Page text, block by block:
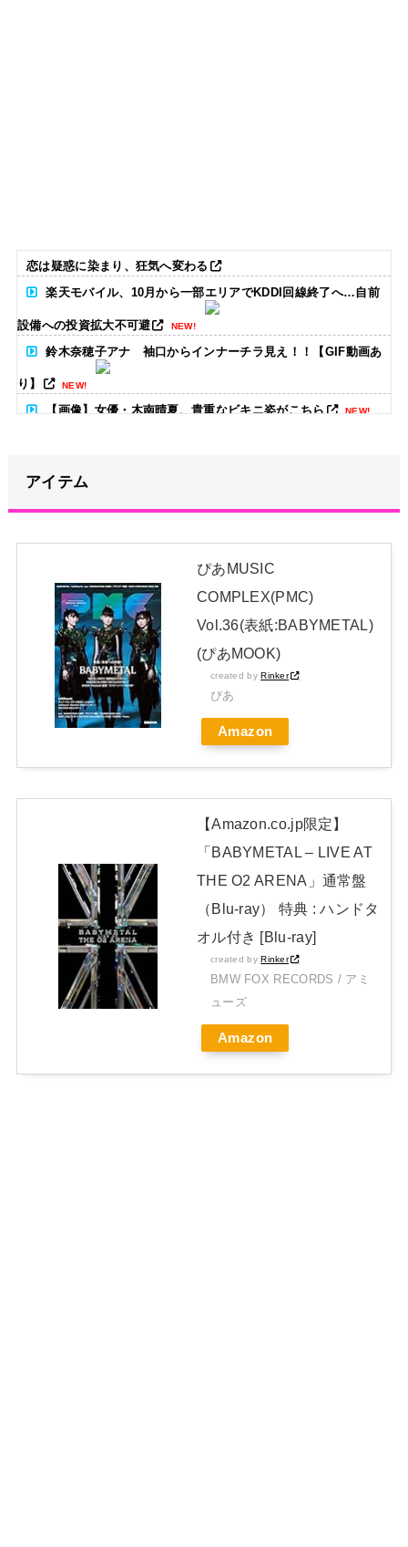
恋は疑惑に染まり、狂気へ変わる
楽天モバイル、10月から一部エリアでKDDI回線終了へ…自前
設備への投資拡大不可避 NEW!
鈴木奈穂子アナ 袖口からインナーチラ見え！！【GIF動画あ
り】 NEW!
【画像】女優・木南晴夏、貴重なビキニ姿がこちら NEW!
阿波踊り 踊り子女性の体の一部“強調動画”拡散
【画像】椿るいちゃん、ムチムチJK姿がヤバすぎるｗｗｗｗ
NEW!
菅原咲月ちゃん、まさかのネタバレｗ【乃木坂46】
日本独自企画・限定生産盤「METAL FORTH (DELUXE
JAPAN EDITION)」着弾
【BABYMETAL】METAL FORTH DELUXE JAPAN EDITION
開封レビュー!
アイテム
ぴあMUSIC
COMPLEX(PMC)
Vol.36(表紙:BABYMETAL)
(ぴあMOOK)
created byRinker
ぴあ
Amazon
【Amazon.co.jp限定】
「BABYMETAL – LIVE AT
THE O2 ARENA」通常盤
（Blu-ray） 特典 : ハンドタ
オル付き [Blu-ray]
created byRinker
BMW FOX RECORDS / アミ
ューズ
Amazon